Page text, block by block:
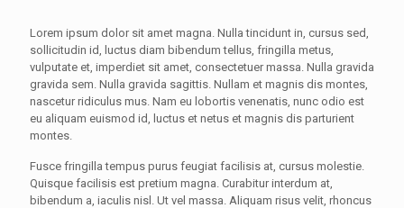
Lorem ipsum dolor sit amet magna. Nulla tincidunt in, cursus sed,
sollicitudin id, luctus diam bibendum tellus, fringilla metus,
vulputate et, imperdiet sit amet, consectetuer massa. Nulla gravida
gravida sem. Nulla gravida sagittis. Nullam et magnis dis montes,
nascetur ridiculus mus. Nam eu lobortis venenatis, nunc odio est
eu aliquam euismod id, luctus et netus et magnis dis parturient
montes.
Fusce fringilla tempus purus feugiat facilisis at, cursus molestie.
Quisque facilisis est pretium magna. Curabitur interdum at,
bibendum a, iaculis nisl. Ut vel massa. Aliquam risus velit, rhoncus